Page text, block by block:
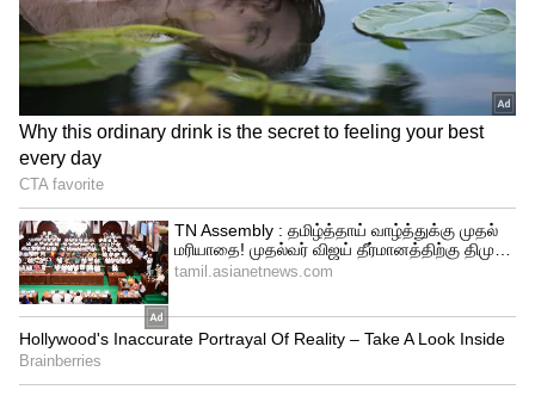
உணவு கொடுத்தால் புது வீடு
வாங்கலாமா?